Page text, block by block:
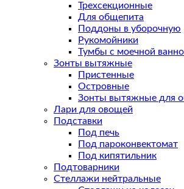
Трехсекционные
Для общепита
Поддоны в уборочную
Рукомойники
Тумбы с моечной
Зонты вытяжные
Пристенные
Островные
Зонты вытяжные для
Лари для овощей
Подставки
Под печь
Под пароконвектомат
Под кипятильник
Подтоварники
Стеллажи нейтральные